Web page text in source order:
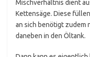
Mischverhältnis dient
Kettensäge. Diese
an sich benötigt zudem
daneben in den Öltank.